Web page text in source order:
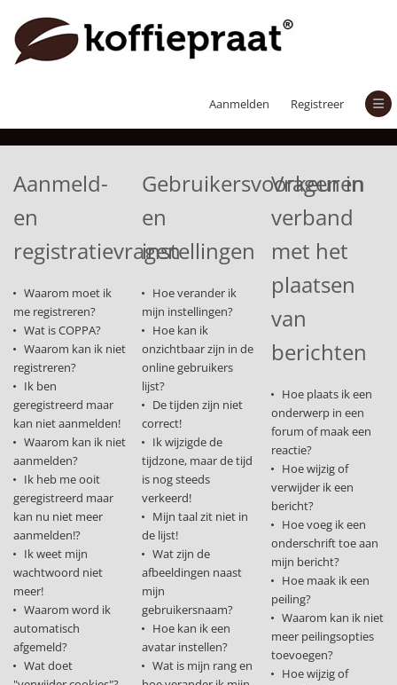
Aanmelden Registreer
Aanmeld-
en
registratievragen
Waarom moet ik
me registreren?
Wat is COPPA?
Waarom kan ik niet
registreren?
Ik ben
geregistreerd maar
kan niet aanmelden!
Waarom kan ik niet
aanmelden?
Ik heb me ooit
geregistreerd maar
kan nu niet meer
aanmelden!?
Ik weet mijn
wachtwoord niet
meer!
Waarom word ik
automatisch
afgemeld?
Wat doet
Gebruikersvoorkeuren
en
instellingen
Hoe verander ik
mijn instellingen?
Hoe kan ik
onzichtbaar zijn in de
online gebruikers
lijst?
De tijden zijn niet
correct!
Ik wijzigde de
tijdzone, maar de tijd
is nog steeds
verkeerd!
Mijn taal zit niet in
de lijst!
Wat zijn de
afbeeldingen naast
mijn
gebruikersnaam?
Hoe kan ik een
avatar instellen?
Wat is mijn rang en
Vragen in
verband
met het
plaatsen
van
berichten
Hoe plaats ik een
onderwerp in een
forum of maak een
reactie?
Hoe wijzig of
verwijder ik een
bericht?
Hoe voeg ik een
onderschrift toe aan
mijn bericht?
Hoe maak ik een
peiling?
Waarom kan ik niet
meer peilingsopties
toevoegen?
Hoe wijzig of